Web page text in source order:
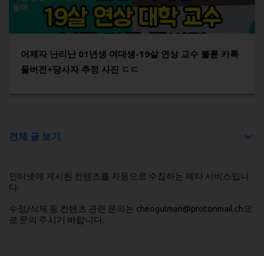
어제자 난리난 01년생 여대생-19살 연상 교수 불륜 카톡
풀버전+당사자 추정 사진 ㄷㄷ
전체 글 보기
인터넷에 게시된 컨텐츠를 자동으로 수집하는 메타 서비스입니
다.
수정/삭제 등 컨텐츠 관련 문의는 cheogulman@protonmail.ch으
로 문의 주시기 바랍니다.